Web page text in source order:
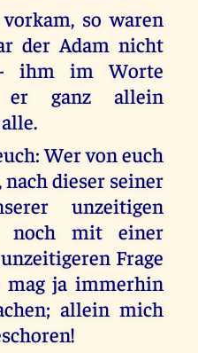
so waren
der Adam nicht
- ihm im Worte
er ganz allein
Wer von euch
dieser seiner
unzeitigen
noch mit einer
Frage
mag ja immerhin
allein mich